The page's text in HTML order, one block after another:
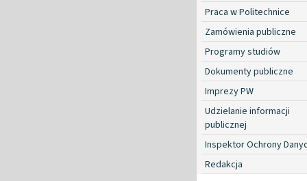
Praca w Politechnice
Zamówienia publiczne
Programy studiów
Dokumenty publiczne
Imprezy PW
Udzielanie informacji
publicznej
Inspektor Ochrony
Redakcja